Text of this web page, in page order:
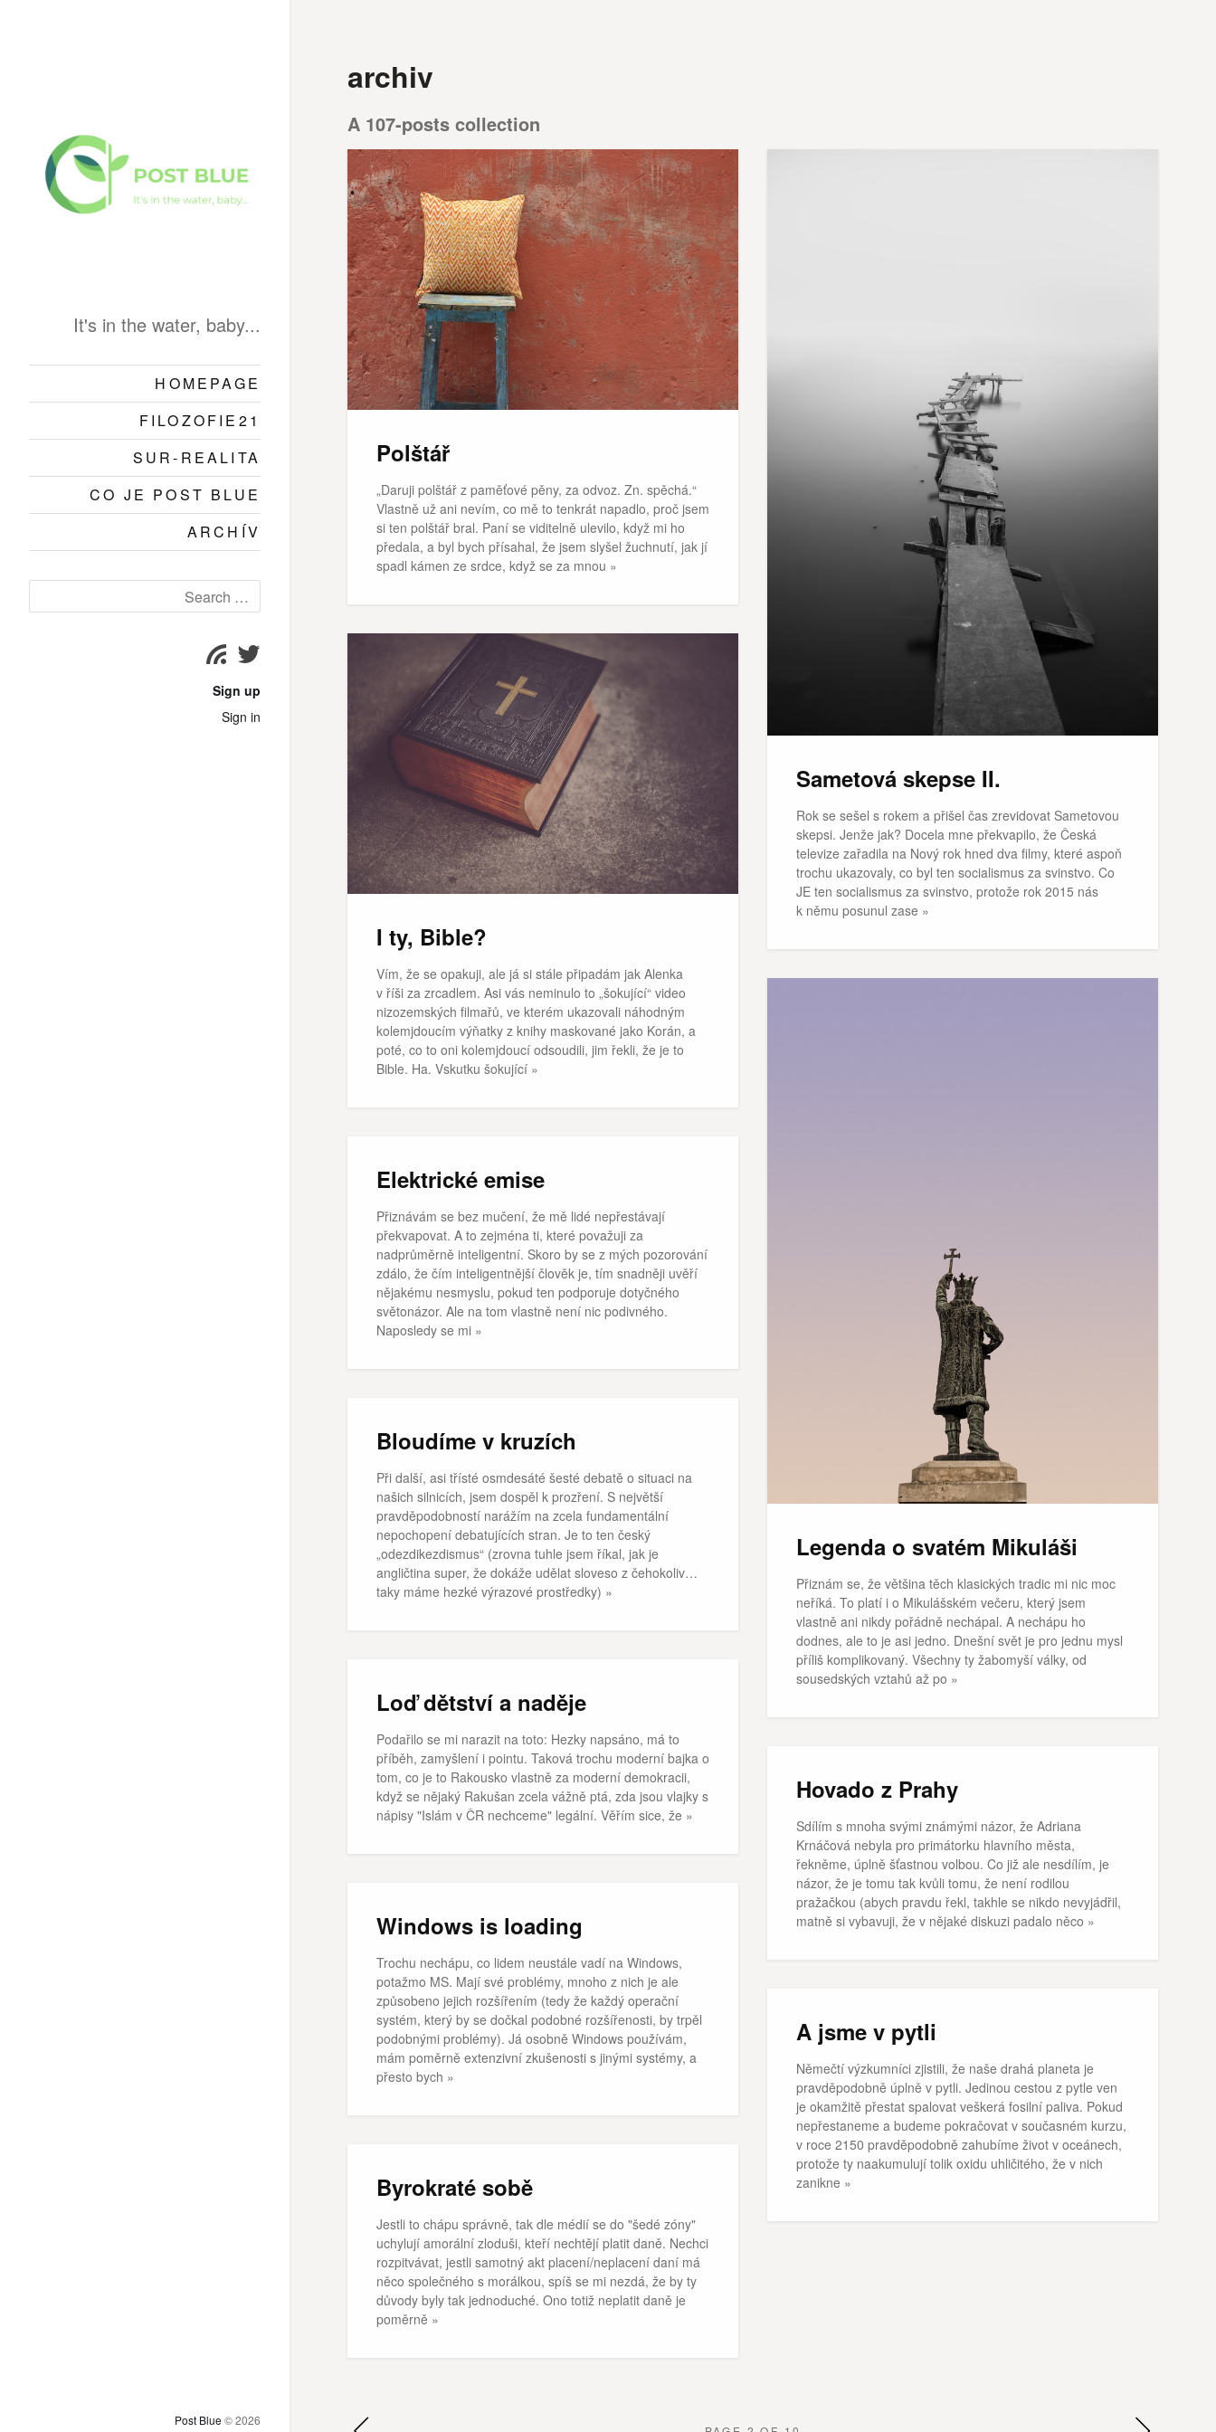
It's in the water, baby...
HOMEPAGE
FILOZOFIE21
SUR-REALITA
CO JE POST BLUE
ARCHÍV
for:
Subscribe
Twitter
Sign up
Sign in
Post Blue © 2026
archiv
A 107-posts collection
Polštář
„Daruji polštář z paměťové pěny, za odvoz. Zn. spěchá.“
Vlastně už ani nevím, co mě to tenkrát napadlo, proč jsem
si ten polštář bral. Paní se viditelně ulevilo, když mi ho
předala, a byl bych přísahal, že jsem slyšel žuchnutí, jak jí
spadl kámen ze srdce, když se za mnou »
Sametová skepse II.
Rok se sešel s rokem a přišel čas zrevidovat Sametovou
skepsi. Jenže jak? Docela mne překvapilo, že Česká
televize zařadila na Nový rok hned dva filmy, které aspoň
trochu ukazovaly, co byl ten socialismus za svinstvo. Co
JE ten socialismus za svinstvo, protože rok 2015 nás
k němu posunul zase »
I ty, Bible?
Vím, že se opakuji, ale já si stále připadám jak Alenka
v říši za zrcadlem. Asi vás neminulo to „šokující“ video
nizozemských filmařů, ve kterém ukazovali náhodným
kolemjdoucím výňatky z knihy maskované jako Korán, a
poté, co to oni kolemjdoucí odsoudili, jim řekli, že je to
Bible. Ha. Vskutku šokující »
Legenda o svatém Mikuláši
Přiznám se, že většina těch klasických tradic mi nic moc
neříká. To platí i o Mikulášském večeru, který jsem
vlastně ani nikdy pořádně nechápal. A nechápu ho
dodnes, ale to je asi jedno. Dnešní svět je pro jednu mysl
příliš komplikovaný. Všechny ty žabomyší války, od
sousedských vztahů až po »
Elektrické emise
Přiznávám se bez mučení, že mě lidé nepřestávají
překvapovat. A to zejména ti, které považuji za
nadprůměrně inteligentní. Skoro by se z mých pozorování
zdálo, že čím inteligentnější člověk je, tím snadněji uvěří
nějakému nesmyslu, pokud ten podporuje dotyčného
světonázor. Ale na tom vlastně není nic podivného.
Naposledy se mi »
Bloudíme v kruzích
Při další, asi třísté osmdesáté šesté debatě o situaci na
našich silnicích, jsem dospěl k prozření. S největší
pravděpodobností narážím na zcela fundamentální
nepochopení debatujících stran. Je to ten český
„odezdikezdismus“ (zrovna tuhle jsem říkal, jak je
angličtina super, že dokáže udělat sloveso z čehokoliv…
taky máme hezké výrazové prostředky) »
Loď dětství a naděje
Podařilo se mi narazit na toto: Hezky napsáno, má to
příběh, zamyšlení i pointu. Taková trochu moderní bajka o
tom, co je to Rakousko vlastně za moderní demokracii,
když se nějaký Rakušan zcela vážně ptá, zda jsou vlajky s
nápisy "Islám v ČR nechceme" legální. Věřím sice, že »
Hovado z Prahy
Sdílím s mnoha svými známými názor, že Adriana
Krnáčová nebyla pro primátorku hlavního města,
řekněme, úplně šťastnou volbou. Co již ale nesdílím, je
názor, že je tomu tak kvůli tomu, že není rodilou
pražačkou (abych pravdu řekl, takhle se nikdo nevyjádřil,
matně si vybavuji, že v nějaké diskuzi padalo něco »
Windows is loading
Trochu nechápu, co lidem neustále vadí na Windows,
potažmo MS. Mají své problémy, mnoho z nich je ale
způsobeno jejich rozšířením (tedy že každý operační
systém, který by se dočkal podobné rozšířenosti, by trpěl
podobnými problémy). Já osobně Windows používám,
mám poměrně extenzivní zkušenosti s jinými systémy, a
přesto bych »
A jsme v pytli
Němečtí výzkumníci zjistili, že naše drahá planeta je
pravděpodobně úplně v pytli. Jedinou cestou z pytle ven
je okamžitě přestat spalovat veškerá fosilní paliva. Pokud
nepřestaneme a budeme pokračovat v současném kurzu,
v roce 2150 pravděpodobně zahubíme život v oceánech,
protože ty naakumulují tolik oxidu uhličitého, že v nich
zanikne »
Byrokraté sobě
Jestli to chápu správně, tak dle médií se do "šedé zóny"
uchylují amorální zloduši, kteří nechtějí platit daně. Nechci
rozpitvávat, jestli samotný akt placení/neplacení daní má
něco společného s morálkou, spíš se mi nezdá, že by ty
důvody byly tak jednoduché. Ono totiž neplatit daně je
poměrně »